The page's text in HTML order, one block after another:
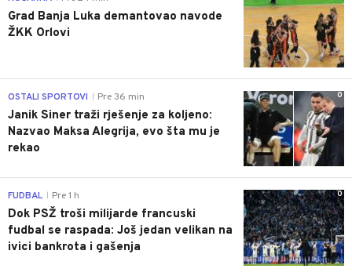
Grad Banja Luka demantovao navode
ŽKK Orlovi
0
OSTALI SPORTOVI Pre 36 min
Janik Siner traži rješenje za koljeno:
Nazvao Maksa Alegrija, evo šta mu je
rekao
0
FUDBAL Pre 1 h
Dok PSŽ troši milijarde francuski
fudbal se raspada: Još jedan velikan na
ivici bankrota i gašenja